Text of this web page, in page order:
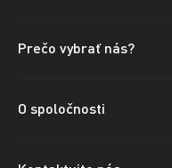
Prečo vybrať nás?
O spoločnosti